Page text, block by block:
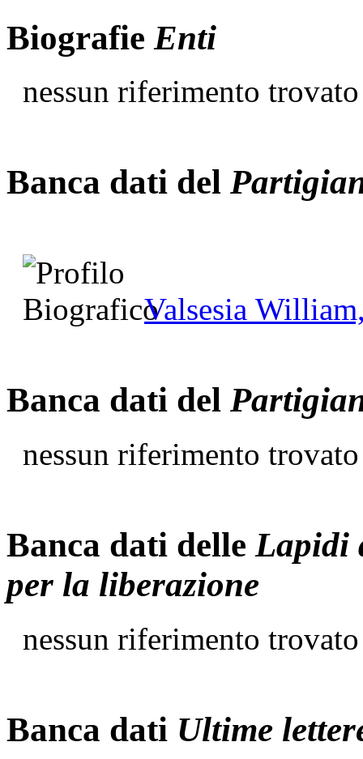
Biografie Enti
nessun riferimento trovato
Banca dati del
Valsesia
Banca dati del
nessun riferimento trovato
Banca dati delle Lapidi
per la liberazione
nessun riferimento trovato
Banca dati Ultime